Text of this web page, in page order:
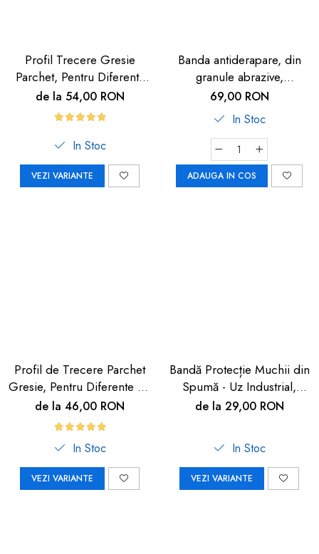
Profil Trecere Gresie
Parchet, Pentru Diferenta
de Nivel, Culoare Lemn
Închis, Autoadeziv, 90cm
de la 54,00 RON
In Stoc
VEZI VARIANTE
Banda antiderapare, din
granule abrazive,
autoadeziva, 5m, neagra
69,00 RON
In Stoc
ADAUGA IN COS
Profil de Trecere Parchet
Gresie, Pentru Diferente de
Nivel, Autoadeziv, Culoare
Lemn Deschis, 90cm
de la 46,00 RON
In Stoc
VEZI VARIANTE
Bandă Protecție Muchii din
Spumă - Uz Industrial,
Crem, 90cm | Car Boy
de la 29,00 RON
In Stoc
VEZI VARIANTE